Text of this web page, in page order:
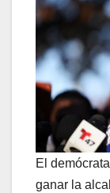
El
ganar la